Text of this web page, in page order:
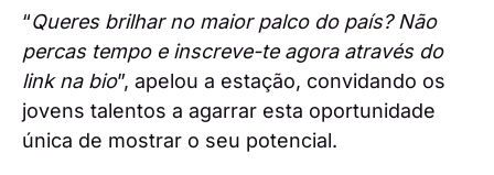
“Queres brilhar no maior palco do país? Não
percas tempo e inscreve-te agora através do
link na bio”, apelou a estação, convidando os
jovens talentos a agarrar esta oportunidade
única de mostrar o seu potencial.